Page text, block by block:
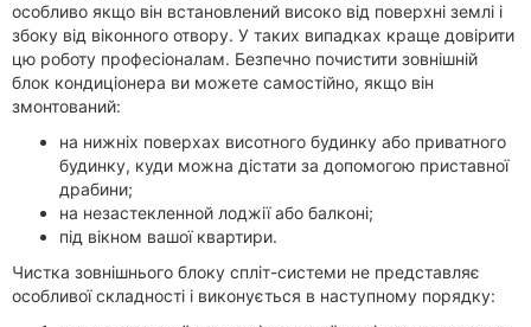
особливо якщо він встановлений високо від поверхні землі і
збоку від віконного отвору. У таких випадках краще довірити
цю роботу професіоналам. Безпечно почистити зовнішній
блок кондиціонера ви можете самостійно, якщо він
змонтований:
на нижніх поверхах висотного будинку або приватного
будинку, куди можна дістати за допомогою приставної
драбини;
на незастекленной лоджії або балконі;
під вікном вашої квартири.
Чистка зовнішнього блоку спліт-системи не представляє
особливої складності і виконується в наступному порядку: